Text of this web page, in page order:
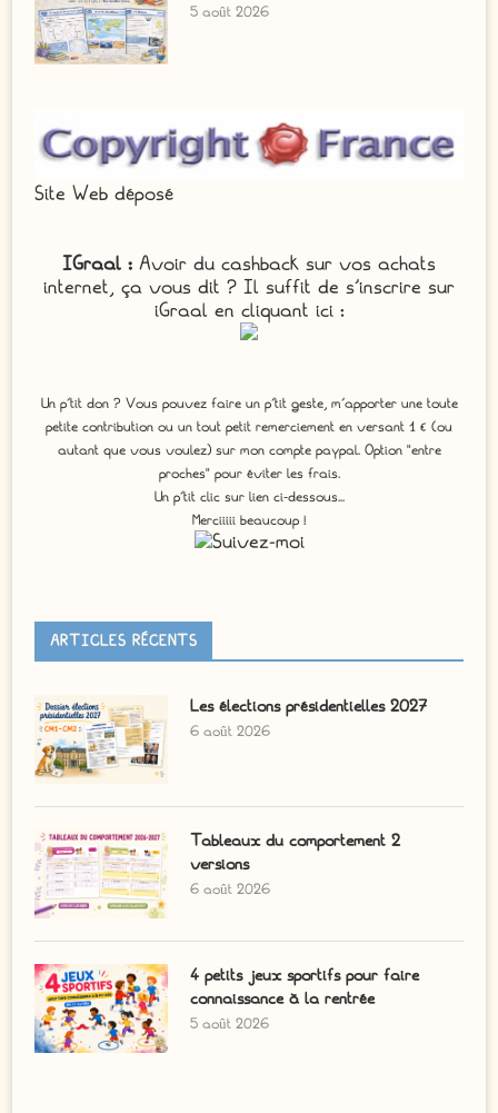
5 août 2026
Site Web déposé
IGraal : Avoir du cashback sur vos achats
internet, ça vous dit ? Il suffit de s'inscrire sur
iGraal en cliquant ici :
Un p'tit don ? Vous pouvez faire un p’tit geste, m’apporter une toute
petite contribution ou un tout petit remerciement en versant 1 € (ou
autant que vous voulez) sur mon compte paypal. Option "entre
proches" pour éviter les frais.
Un p'tit clic sur lien ci-dessous...
Merciiiii beaucoup !
ARTICLES RÉCENTS
Les élections présidentielles 2027
6 août 2026
Tableaux du comportement 2
versions
6 août 2026
4 petits jeux sportifs pour faire
connaissance à la rentrée
5 août 2026